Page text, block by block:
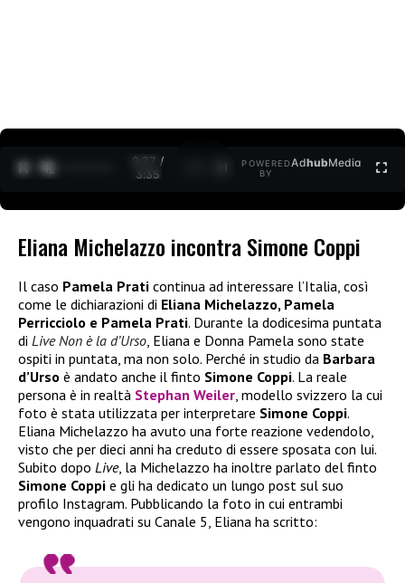
0:27 /
3:35
POWERED
BY
AdhubMedia
Eliana Michelazzo incontra Simone Coppi
Il caso Pamela Prati continua ad interessare l’Italia, così
come le dichiarazioni di Eliana Michelazzo, Pamela
Perricciolo e Pamela Prati. Durante la dodicesima puntata
di Live Non è la d’Urso, Eliana e Donna Pamela sono state
ospiti in puntata, ma non solo. Perché in studio da Barbara
d’Urso è andato anche il finto Simone Coppi. La reale
persona è in realtà Stephan Weiler, modello svizzero la cui
foto è stata utilizzata per interpretare Simone Coppi.
Eliana Michelazzo ha avuto una forte reazione vedendolo,
visto che per dieci anni ha creduto di essere sposata con lui.
Subito dopo Live, la Michelazzo ha inoltre parlato del finto
Simone Coppi e gli ha dedicato un lungo post sul suo
profilo Instagram. Pubblicando la foto in cui entrambi
vengono inquadrati su Canale 5, Eliana ha scritto: